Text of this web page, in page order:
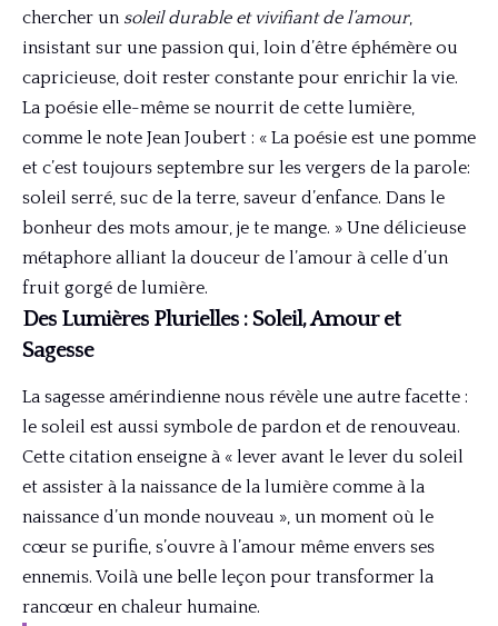
chercher un soleil durable et vivifiant de l’amour,
insistant sur une passion qui, loin d’être éphémère ou
capricieuse, doit rester constante pour enrichir la vie.
La poésie elle-même se nourrit de cette lumière,
comme le note Jean Joubert : « La poésie est une pomme
et c’est toujours septembre sur les vergers de la parole:
soleil serré, suc de la terre, saveur d’enfance. Dans le
bonheur des mots amour, je te mange. » Une délicieuse
métaphore alliant la douceur de l’amour à celle d’un
fruit gorgé de lumière.
Des Lumières Plurielles : Soleil, Amour et
Sagesse
La sagesse amérindienne nous révèle une autre facette :
le soleil est aussi symbole de pardon et de renouveau.
Cette citation enseigne à « lever avant le lever du soleil
et assister à la naissance de la lumière comme à la
naissance d’un monde nouveau », un moment où le
cœur se purifie, s’ouvre à l’amour même envers ses
ennemis. Voilà une belle leçon pour transformer la
rancœur en chaleur humaine.